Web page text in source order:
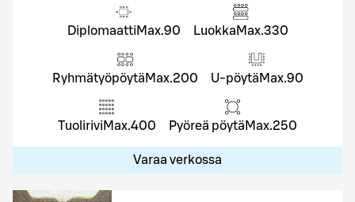
Diplomaatti Max.90 Luokka Max.330
Ryhmätyöpöytä Max.200 U-pöytä Max.90
Tuolirivi Max.400 Pyöreä pöytä Max.250
Varaa verkossa